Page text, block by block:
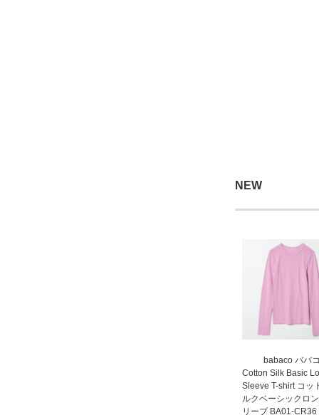
NEW
babaco ババ
Cotton Silk Basic
Sleeve T-shirt コッ
ルクベーシックロ
リーブ BA01-CR36